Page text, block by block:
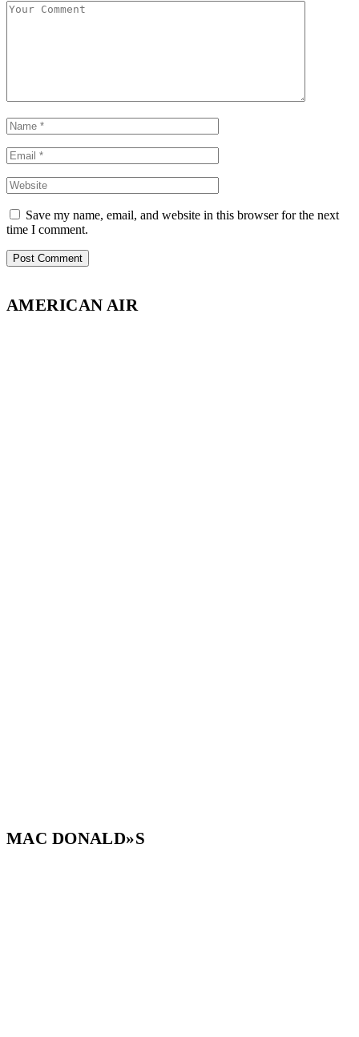
Save my name, email, and website in this browser for the next
time I comment.
AMERICAN AIR
MAC DONALD»S